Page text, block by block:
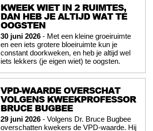
KWEEK WIET IN 2 RUIMTES,
DAN HEB JE ALTIJD WAT TE
OOGSTEN
30 juni 2026 - Met een kleine groeiruimte
en een iets grotere bloeiruimte kun je
constant doorkweken, en heb je altijd wel
iets lekkers (je eigen wiet) te oogsten.
VPD-WAARDE OVERSCHAT
VOLGENS KWEEKPROFESSOR
BRUCE BUGBEE
29 juni 2026 - Volgens Dr. Bruce Bugbee
overschatten kwekers de VPD-waarde. Hij